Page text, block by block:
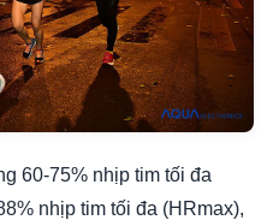
60-75% nhịp tim tối đa
nhịp tim tối đa (HRmax),